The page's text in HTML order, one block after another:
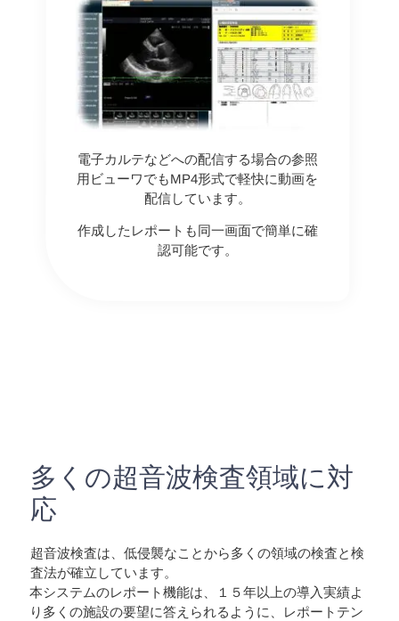
電子カルテなどへの配信する場合の参照
用ビューワでもMP4形式で軽快に動画を
配信しています。
作成したレポートも同一画面で簡単に確
認可能です。
多くの超音波検査領域に対
応
超音波検査は、低侵襲なことから多くの領域の検査と検
査法が確立しています。
本システムのレポート機能は、１５年以上の導入実績よ
り多くの施設の要望に答えられるように、レポートテン